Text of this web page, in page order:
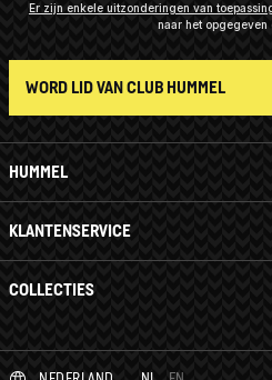
HUMMEL
KLANTENSERVICE
COLLECTIES
Er zijn enkele uitzonderingen van
naar het opgegeven
WORD LID VAN CLUB HUMMEL